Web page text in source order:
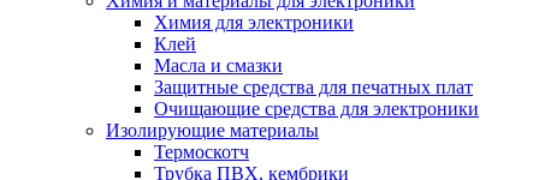
Химия для электроники
Клей
Масла и смазки
Защитные средства для печатных плат
Очищающие средства для электроники
Изолирующие материалы
Термоскотч
Трубка ПВХ, кембрики